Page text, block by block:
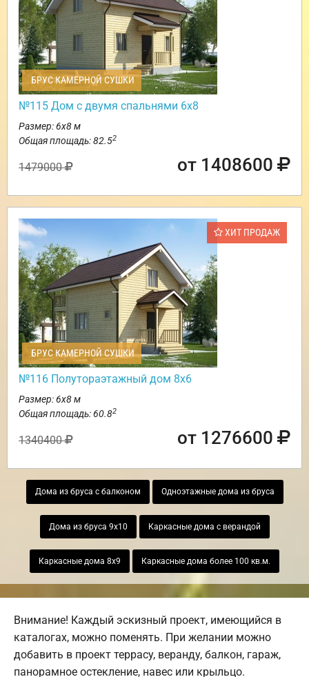
БРУС КАМЕРНОЙ СУШКИ
№115 Дом с двумя спальнями 6х8
Размер: 6х8 м
Общая площадь: 82.52
1479000 от 1408600
ХИТ ПРОДАЖ
БРУС КАМЕРНОЙ СУШКИ
№116 Полутораэтажный дом 8х6
Размер: 6х8 м
Общая площадь: 60.82
1340400 от 1276600
Дома из бруса с балконом Одноэтажные дома из бруса
Дома из бруса 9х10 Каркасные дома с верандой
Каркасные дома 8х9 Каркасные дома более 100 кв.м.
Внимание! Каждый эскизный проект, имеющийся в
каталогах, можно поменять. При желании можно
добавить в проект террасу, веранду, балкон, гараж,
панорамное остекление, навес или крыльцо.